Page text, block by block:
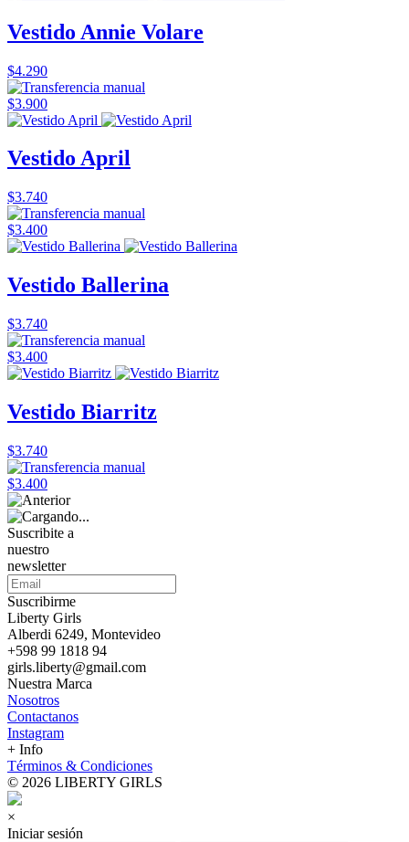
Vestido Annie Volare
$4.290
$3.900
Vestido April
$3.740
$3.400
Vestido Ballerina
$3.740
$3.400
Vestido Biarritz
$3.740
$3.400
Suscribite a
nuestro
newsletter
Suscribirme
Liberty Girls
Alberdi 6249, Montevideo
+598 99 1818 94
girls.liberty@gmail.com
Nuestra Marca
Nosotros
Contactanos
Instagram
+ Info
Términos & Condiciones
© 2026 LIBERTY GIRLS
×
Iniciar sesión